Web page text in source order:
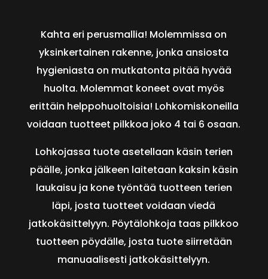
Kahta eri perusmallia! Molemmissa on
yksinkertainen rakenne, jonka ansiosta
hygieniasta on mutkatonta pitää hyvää
huolta. Molemmat koneet ovat myös
erittäin helppohuoltoisia! Lohkomiskoneilla
voidaan tuotteet pilkkoa joko 4 tai 6 osaan.
Lohkojassa tuote asetellaan käsin terien
päälle, jonka jälkeen laitetaan kaksin käsin
laukaisu ja kone työntää tuotteen terien
läpi, josta tuotteet voidaan viedä
jatkokäsittelyyn. Pöytälohkoja taas pilkkoo
tuotteen pöydälle, josta tuote siirretään
manuaalisesti jatkokäsittelyyn.